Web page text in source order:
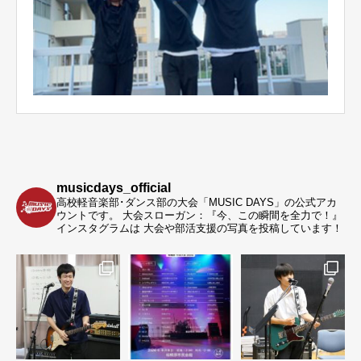
musicdays_official
高校軽音楽部･ダンス部の大会「MUSIC DAYS」の公式アカ
ウントです。
大会スローガン：『今、この瞬間を全力で！』
インスタグラムは 大会や部活支援の写真を投稿しています！